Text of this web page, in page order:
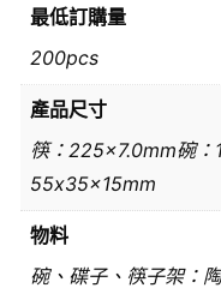
最低訂購量
200pcs
產品尺寸
筷：225×7.0mm碗
55x35x15mm
物料
碗、碟子、筷子架：